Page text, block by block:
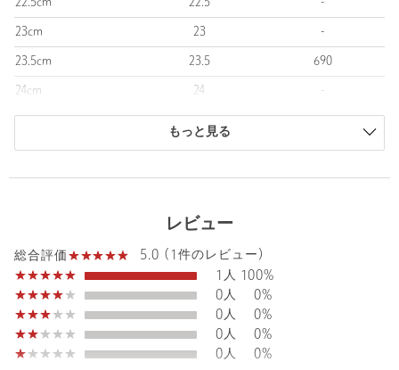
＜adidas Originals＞は、＜adidas＞の豊かなスポーツの伝統にイ
ンスピレーションを受け、2001年に設立されたストリートスポー
ツウェアブランドです。
性を、現代のユースカルチャーに反映したプロダクトを通じて、
ブランドのレガシーを進化させ続けています。
1972年に初めて使用されたアイコニックなトレフォイルロゴをシ
ンボルマークに、クリエイティブ な人々に支持されているアディ
場合は、使用前に必ずご確認ください。
※商品画像は、光の当たり具合やパソコンなどの閲覧環境によ
り、実際の色味と異なって見える場合がございます。あらかじめ
ご了承ください。
※商品の色味の目安は、商品単体の画像をご参照ください。
22.5cm 22.5 -
23cm 23 -
23.5cm 23.5 690
24cm 24 -
25cm 25 -
25.5cm 25.5 -
もっと見る
レビュー
総合評価
5.0 (1件のレビュー)
1人 100%
0人
0%
0人
0%
0人
0%
0人
0%